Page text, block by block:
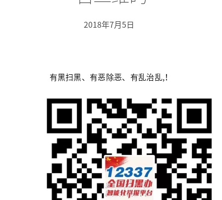
2018年7月5日
有黑扫黑、有恶除恶、有乱治乱,！